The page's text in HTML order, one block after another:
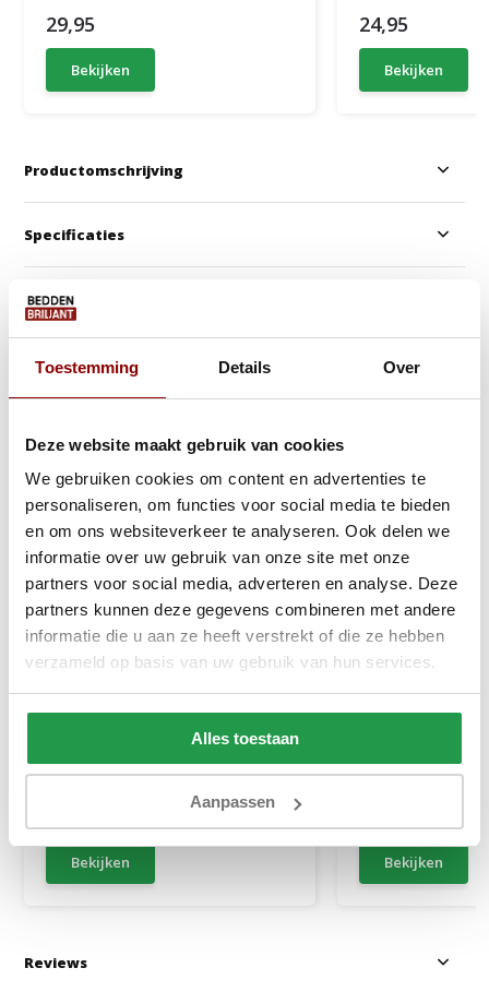
Toestemming Details Over
Deze website maakt gebruik van cookies
We gebruiken cookies om content en advertenties te
personaliseren, om functies voor social media te bieden
en om ons websiteverkeer te analyseren. Ook delen we
informatie over uw gebruik van onze site met onze
partners voor social media, adverteren en analyse. Deze
partners kunnen deze gegevens combineren met andere
informatie die u aan ze heeft verstrekt of die ze hebben
verzameld op basis van uw gebruik van hun services.
Alles toestaan
Aanpassen
29,95
Bekijken
24,95
Bekijken
Productomschrijving
Specificaties
Anderen kochten ook
Katoen Splittopper Hoeslaken
Bekijken
Jersey Topper
Bekijken
Reviews